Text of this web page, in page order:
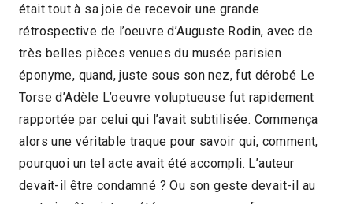
2018 > Compétition Documentaire
était tout à sa joie de recevoir une grande
rétrospective de l’oeuvre d’Auguste Rodin, avec de
très belles pièces venues du musée parisien
éponyme, quand, juste sous son nez, fut dérobé Le
Torse d’Adèle L’oeuvre voluptueuse fut rapidement
rapportée par celui qui l’avait subtilisée. Commença
alors une véritable traque pour savoir qui, comment,
pourquoi un tel acte avait été accompli. L’auteur
devait-il être condamné ? Ou son geste devait-il au